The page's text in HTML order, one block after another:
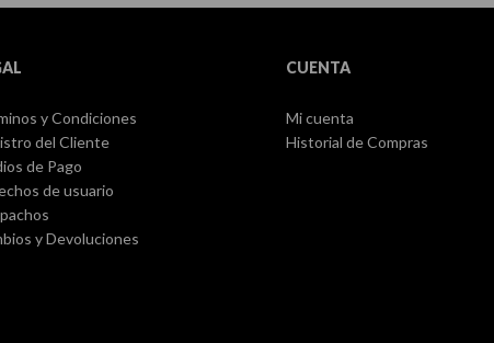
y Condiciones
del Cliente
de Pago
de usuario
y Devoluciones
CUENTA
Mi cuenta
Historial de Compras